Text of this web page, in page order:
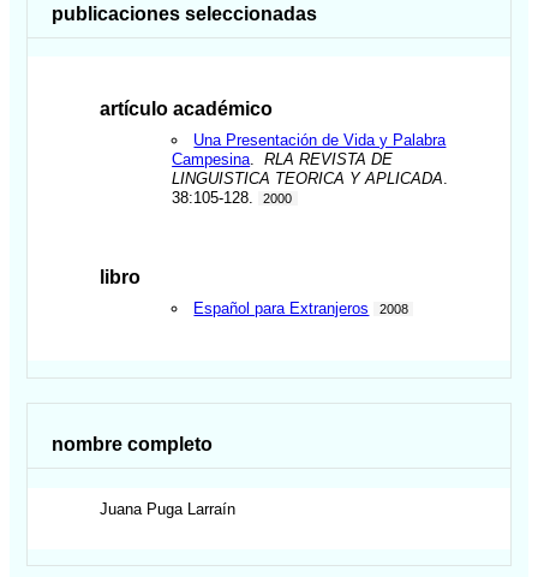
publicaciones seleccionadas
artículo académico
Una Presentación de Vida y Palabra
Campesina .RLA REVISTA DE
LINGUISTICA TEORICA Y APLICADA
38:105-128.
2000
libro
Español para Extranjeros 2008
nombre completo
Juana Puga Larraín